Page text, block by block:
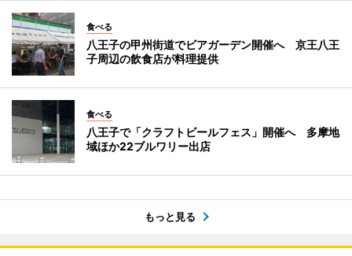
食べる
八王子の甲州街道でビアガーデン開催へ 京王八王
子周辺の飲食店が料理提供
食べる
八王子で「クラフトビールフェス」開催へ 多摩地
域ほか22ブルワリー出店
もっと見る